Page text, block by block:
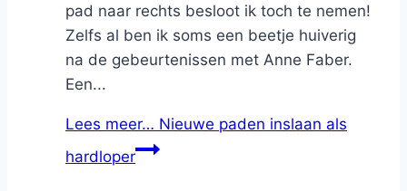
pad naar rechts besloot ik toch te nemen!
Zelfs al ben ik soms een beetje huiverig
na de gebeurtenissen met Anne Faber.
Een...
Lees meer… Nieuwe paden inslaan als
hardloper